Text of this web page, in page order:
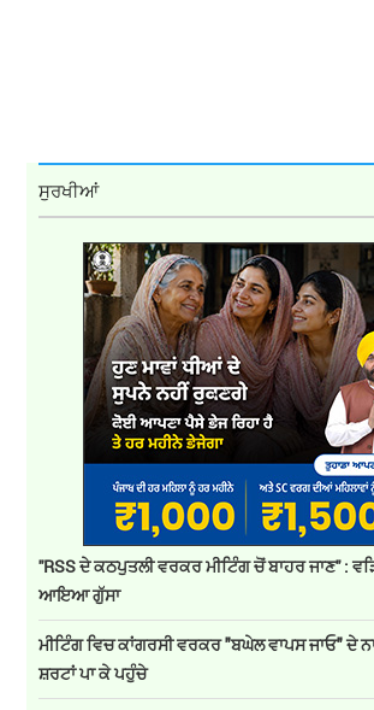
ਸੁਰਖੀਆਂ
''RSS ਦੇ ਕਠਪੁਤਲੀ ਵਰਕਰ ਮੀਟਿੰਗ ਚੋਂ ਬਾਹਰ ਜਾਣ'' :
ਆਇਆ ਗੁੱਸਾ
ਮੀਟਿੰਗ ਵਿਚ ਕਾਂਗਰਸੀ ਵਰਕਰ "ਬਘੇਲ ਵਾਪਸ ਜਾਓ" ਦੇ
ਸ਼ਰਟਾਂ ਪਾ ਕੇ ਪਹੁੰਚੇ